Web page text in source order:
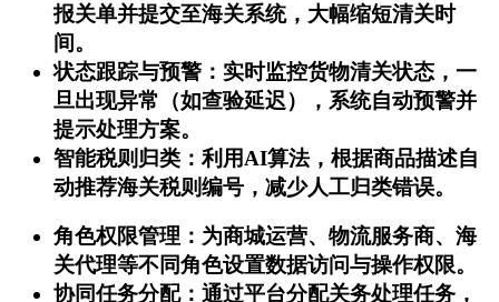
报关单并提交至海关系统，大幅缩短清关时
间。
状态跟踪与预警 ：实时监控货物清关状态，一
旦出现异常（如查验延迟），系统自动预警并
提示处理方案。
智能税则归类 ：利用AI算法，根据商品描述自
动推荐海关税则编号，减少人工归类错误。
角色权限管理 ：为商城运营、物流服务商、海
关代理等不同角色设置数据访问与操作权限。
协同任务分配：通过平台分配关务处理任务，